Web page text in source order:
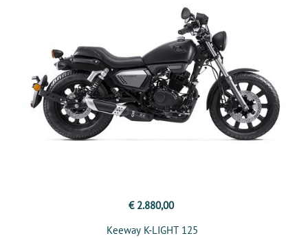
€ 2.880,00
Keeway K-LIGHT 125